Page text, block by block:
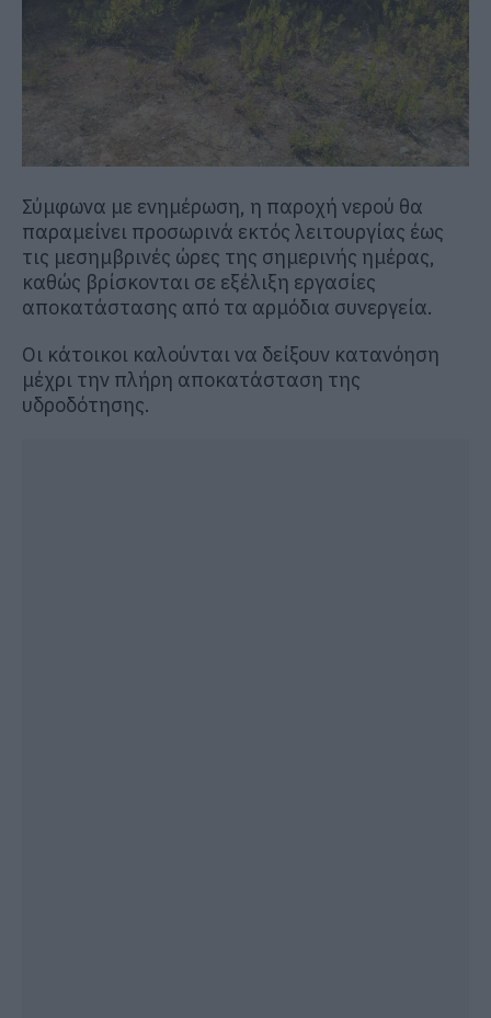
Σύμφωνα με ενημέρωση, η παροχή νερού θα
παραμείνει προσωρινά εκτός λειτουργίας έως
τις μεσημβρινές ώρες της σημερινής ημέρας,
καθώς βρίσκονται σε εξέλιξη εργασίες
αποκατάστασης από τα αρμόδια συνεργεία.
Οι κάτοικοι καλούνται να δείξουν κατανόηση
μέχρι την πλήρη αποκατάσταση της
υδροδότησης.